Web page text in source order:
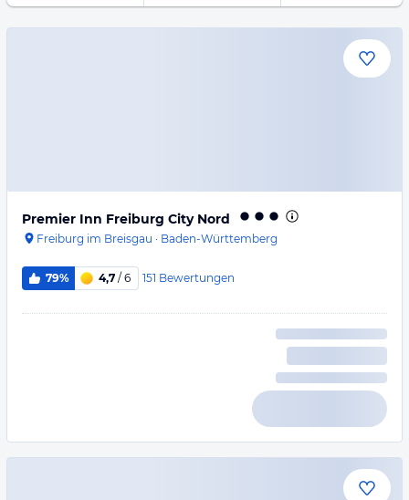
Premier Inn Freiburg City Nord
Freiburg im Breisgau · Baden-Württemberg
79% 4,7 / 6 151 Bewertungen